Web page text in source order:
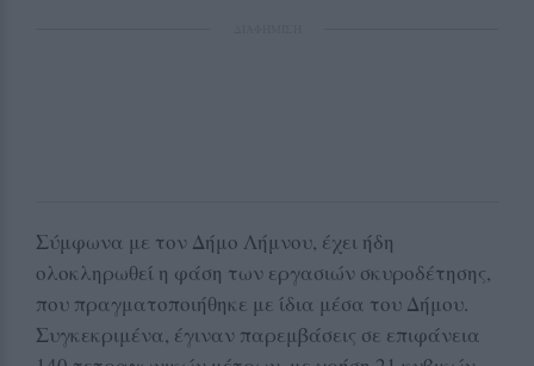
Σύμφωνα με τον Δήμο Λήμνου, έχει ήδη
ολοκληρωθεί η φάση των εργασιών σκυροδέτησης,
που πραγματοποιήθηκε με ίδια μέσα του Δήμου.
Συγκεκριμένα, έγιναν παρεμβάσεις σε επιφάνεια